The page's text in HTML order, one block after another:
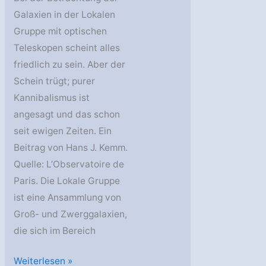
Galaxien in der Lokalen
Gruppe mit optischen
Teleskopen scheint alles
friedlich zu sein. Aber der
Schein trügt; purer
Kannibalismus ist
angesagt und das schon
seit ewigen Zeiten. Ein
Beitrag von Hans J. Kemm.
Quelle: L’Observatoire de
Paris. Die Lokale Gruppe
ist eine Ansammlung von
Groß- und Zwerggalaxien,
die sich im Bereich
Das
Weiterlesen »